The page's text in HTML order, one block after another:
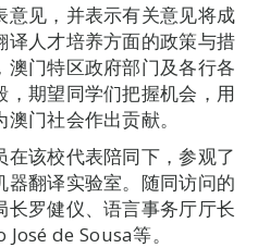
见，并表示有关意见将成
译人才培养方面的政策与措
门特区政府部门及各行各
期望同学们把握机会，用
门社会作出贡献。
该校代表陪同下，参观了
翻译实验室。随同访问的
罗健仪、语言事务厅厅长
de Sousa等。